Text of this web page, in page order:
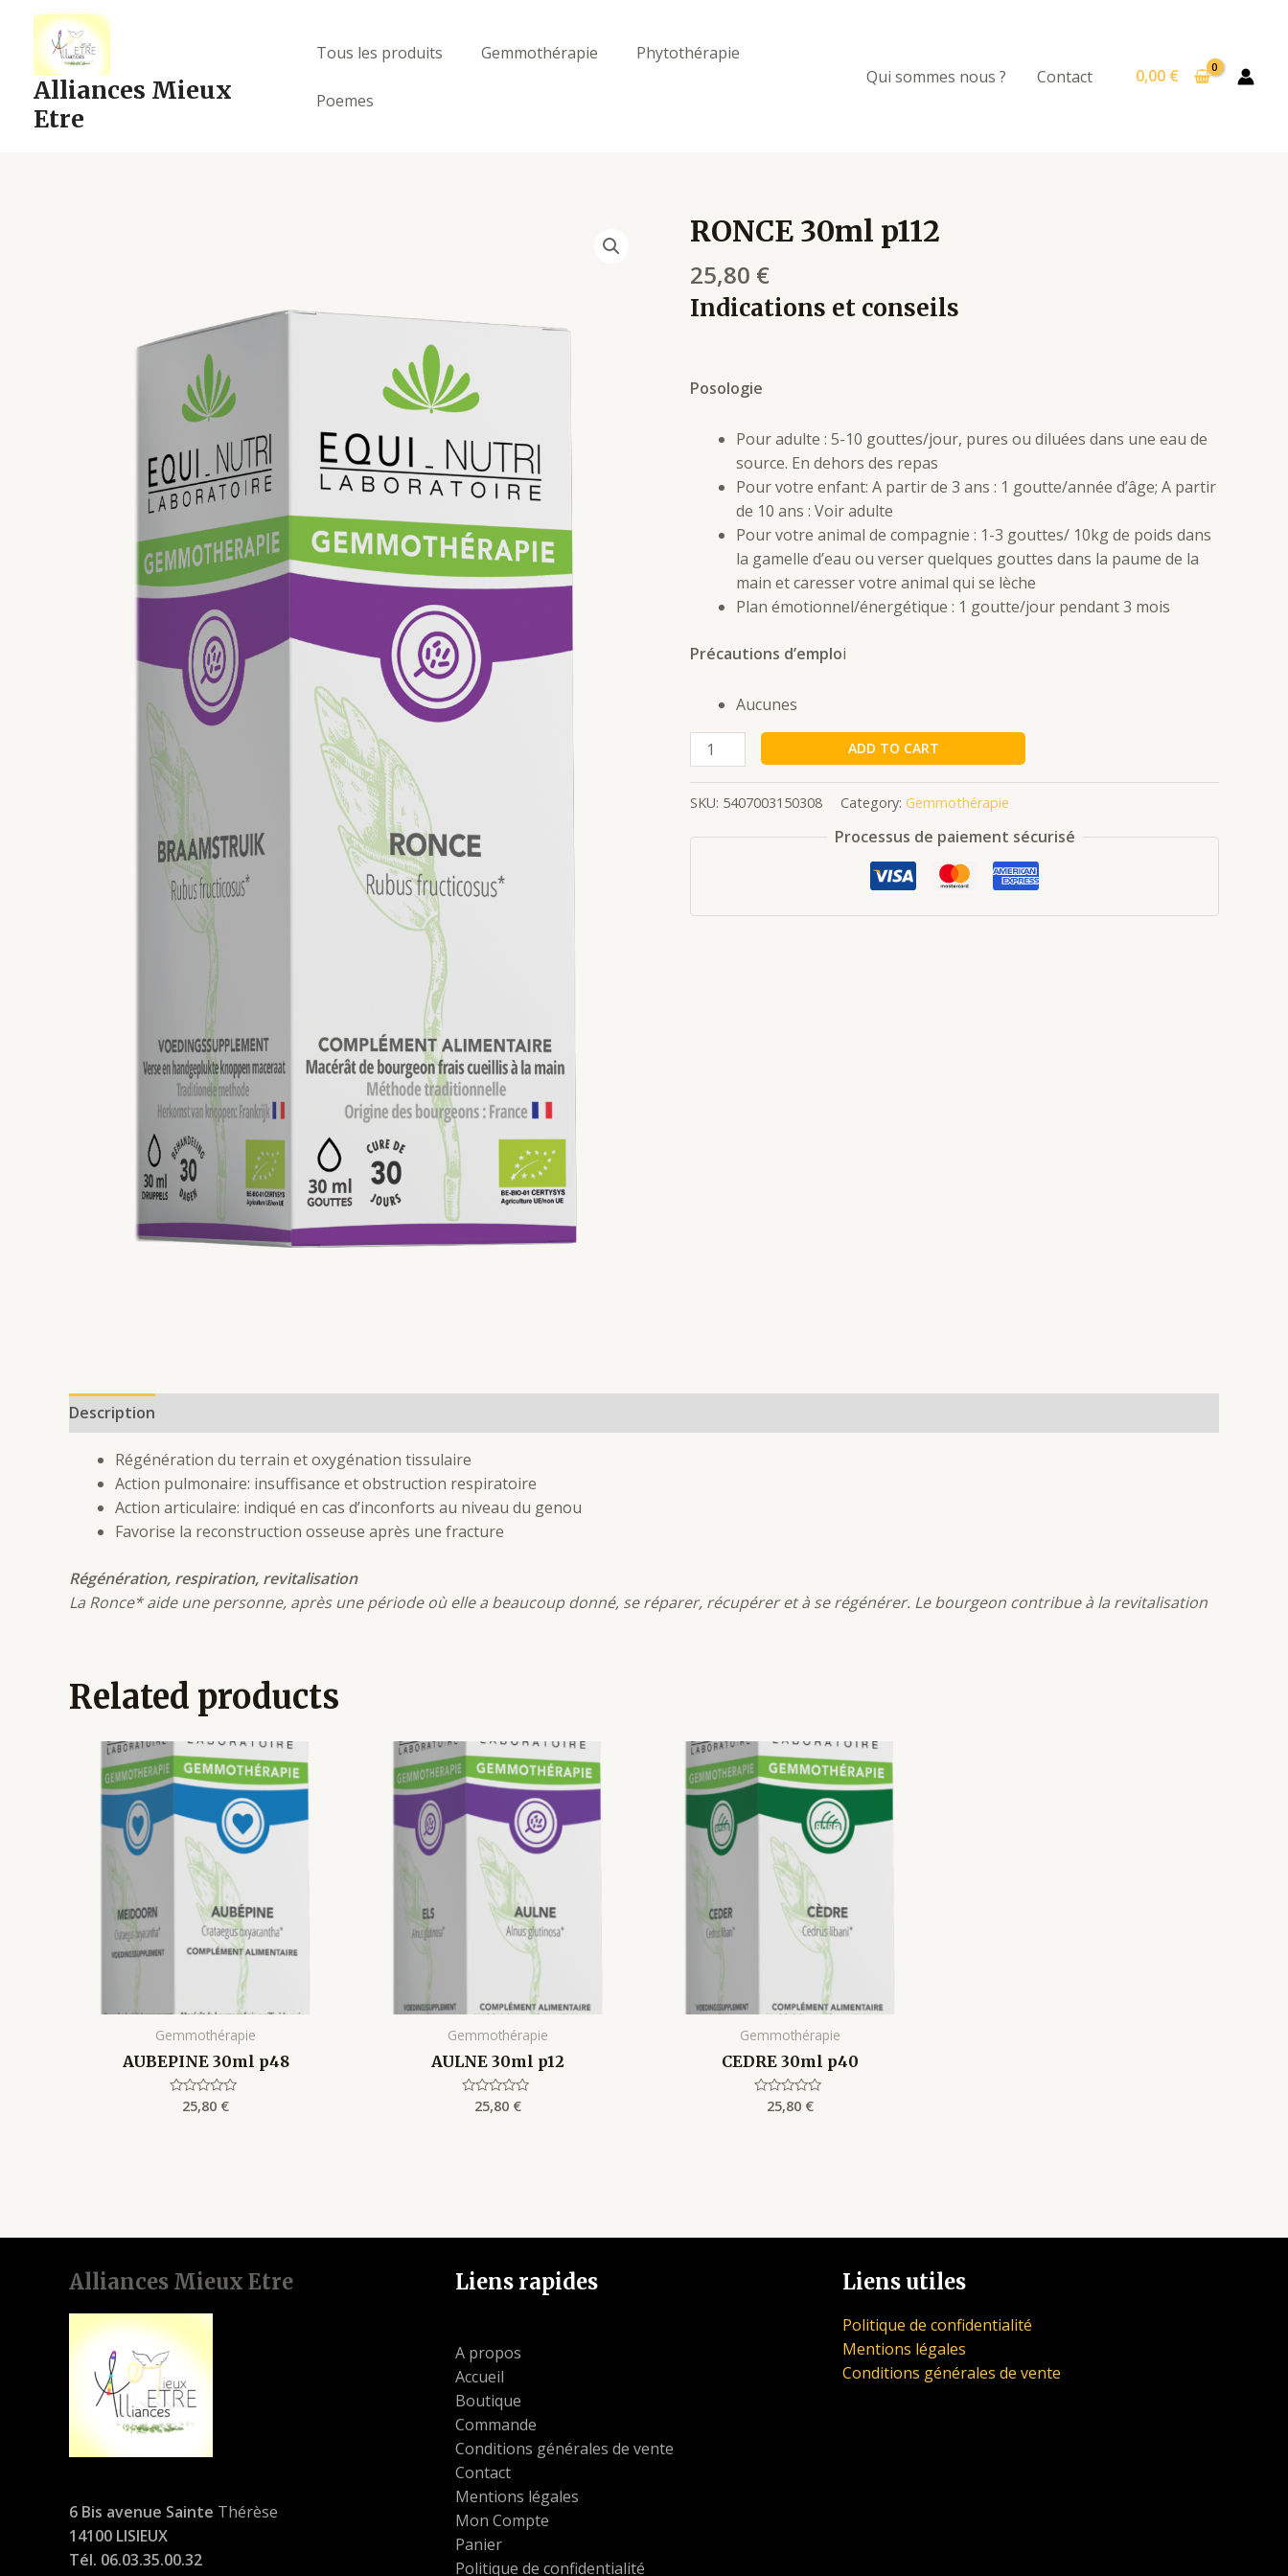
contenu
Alliances Mieux
Etre
Tous les produits Gemmothérapie Phytothérapie
Poemes
Qui sommes nous ? Contact 0,00 €
RONCE 30ml p112
25,80 €
Indications et conseils
Posologie
Pour adulte : 5-10 gouttes/jour, pures ou diluées dans une eau de
source. En dehors des repas
Pour votre enfant: A partir de 3 ans : 1 goutte/année d’âge; A partir
de 10 ans : Voir adulte
Pour votre animal de compagnie : 1-3 gouttes/ 10kg de poids dans
la gamelle d’eau ou verser quelques gouttes dans la paume de la
main et caresser votre animal qui se lèche
Plan émotionnel/énergétique : 1 goutte/jour pendant 3 mois
Précautions d’emploi
Aucunes
RONCE
30ml
p112
quantity
ADD TO CART
SKU: 5407003150308 Category: Gemmothérapie
Processus de paiement sécurisé
Description
Régénération du terrain et oxygénation tissulaire
Action pulmonaire: insuffisance et obstruction respiratoire
Action articulaire: indiqué en cas d’inconforts au niveau du genou
Favorise la reconstruction osseuse après une fracture
Régénération, respiration, revitalisation
La Ronce* aide une personne, après une période où elle a beaucoup donné, se réparer, récupérer et à se régénérer. Le bourgeon contribue à la revitalisation
Related products
Gemmothérapie
AUBEPINE 30ml p48
Rated
25,80 €
Gemmothérapie
AULNE 30ml p12
Rated
25,80 €
Gemmothérapie
CEDRE 30ml p40
Rated
25,80 €
Alliances Mieux Etre
6 Bis avenue Sainte Thérèse
14100 LISIEUX
Tél. 06.03.35.00.32
Liens rapides
A propos
Accueil
Boutique
Commande
Conditions générales de vente
Contact
Mentions légales
Mon Compte
Panier
Politique de confidentialité
Liens utiles
Politique de confidentialité
Mentions légales
Conditions générales de vente